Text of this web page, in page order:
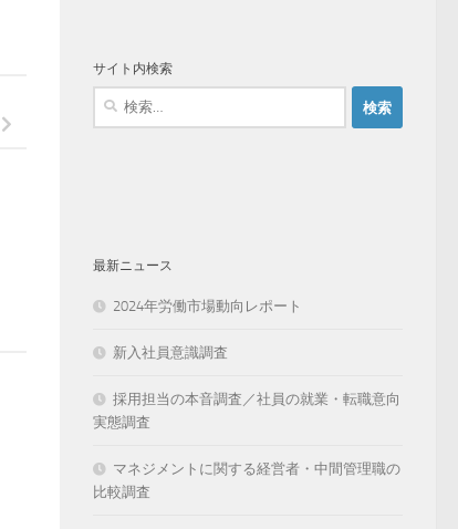
サイト内検索
検
最新ニュース
2024年労働市場動向レポート
新入社員意識調査
採用担当の本音調査／社員の就業・転職意向
実態調査
マネジメントに関する経営者・中間管理職の
比較調査